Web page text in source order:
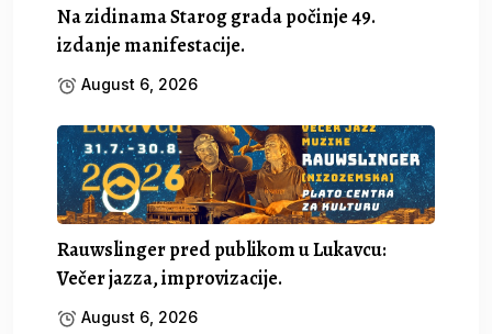
Na zidinama Starog grada počinje 49.
izdanje manifestacije.
August 6, 2026
Rauwslinger pred publikom u Lukavcu:
Večer jazza, improvizacije.
August 6, 2026